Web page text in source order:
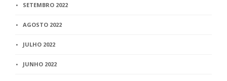
SETEMBRO 2022
AGOSTO 2022
JULHO 2022
JUNHO 2022